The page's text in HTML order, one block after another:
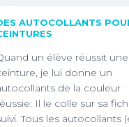
AUTOCOLLANTS
un élève réussit une
je lui donne un
de la couleur
Il le colle sur sa
Tous les autocollants